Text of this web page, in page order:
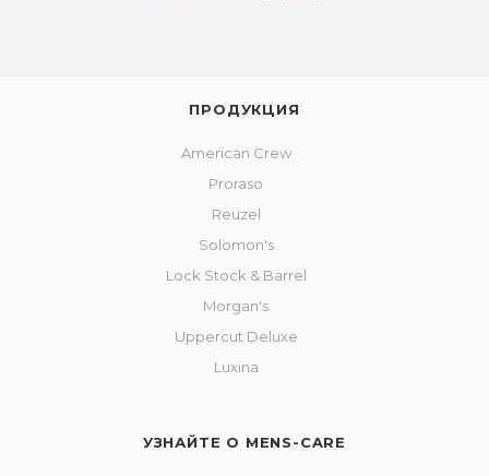
ПРОДУКЦИЯ
American Crew
Proraso
Reuzel
Solomon's
Lock Stock & Barrel
Morgan's
Uppercut Deluxe
Luxina
УЗНАЙТЕ О MENS-CARE